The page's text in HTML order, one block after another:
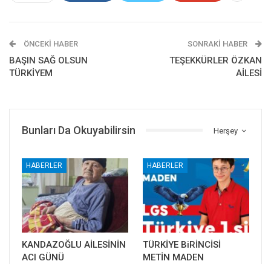
ÖNCEKI HABER
BAŞIN SAĞ OLSUN
TÜRKİYEM
SONRAKI HABER
TEŞEKKÜRLER ÖZKAN
AİLESİ
Herşey
Bunları Da Okuyabilirsin
HABERLER
KANDAZOĞLU AİLESİNİN
ACI GÜNÜ
HABERLER
TÜRKİYE BiRİNCİSİ
METİN MADEN